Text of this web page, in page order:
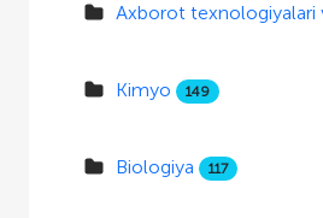
Axborot texnologiyalari
Kimyo 149
Biologiya 117